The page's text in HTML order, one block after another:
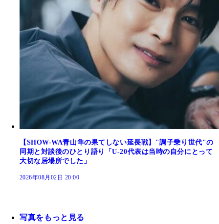
【SHOW-WA青山隼の果てしない延長戦】"調子乗り世代"の
同期と対談後のひとり語り「U-20代表は当時の自分にとって
大切な居場所でした」
2026年08月02日 20:00
写真をもっと見る